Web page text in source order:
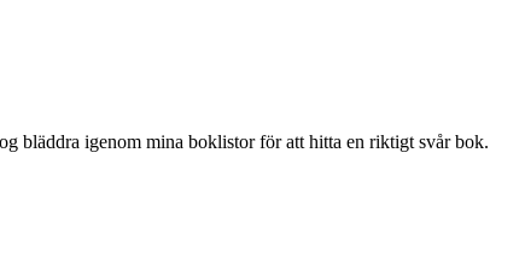
bläddra igenom mina boklistor för att hitta en riktigt svår bok.